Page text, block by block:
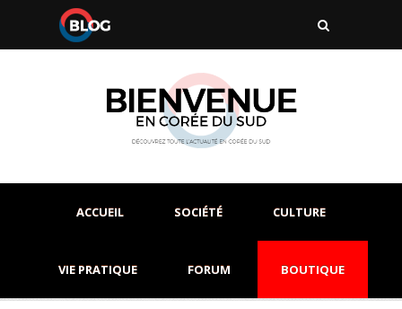
ACCUEIL SOCIÉTÉ CULTURE
VIE PRATIQUE FORUM BOUTIQUE